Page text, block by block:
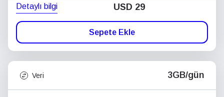
Detaylı bilgi USD 29
Sepete Ekle
Veri 3GB/gün